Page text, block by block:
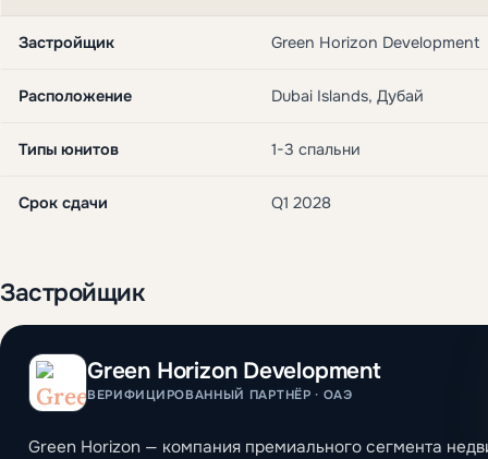
Застройщик Green Horizon Development
Расположение Dubai Islands, Дубай
Типы юнитов 1-3 спальни
Срок сдачи Q1 2028
Застройщик
Green Horizon Development
ВЕРИФИЦИРОВАННЫЙ ПАРТНЁР · ОАЭ
Green Horizon — компания премиального сегмента